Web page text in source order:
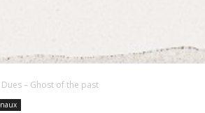
– Ghost of the past